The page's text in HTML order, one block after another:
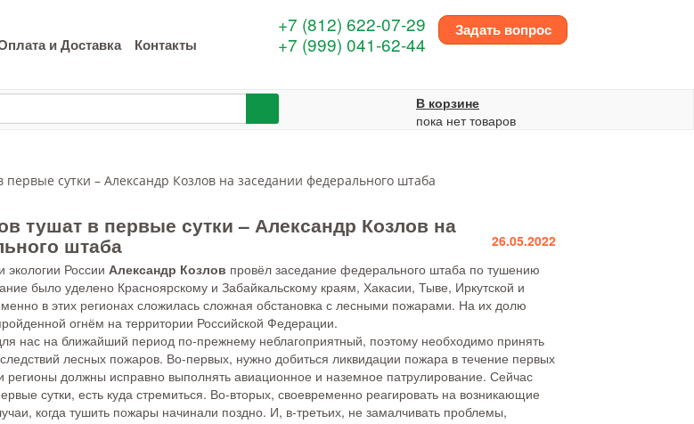
и Доставка Контакты
Задать вопрос
+7 (812) 622-07-29
+7 (999) 041-62-44
В корзине
пока нет товаров
сутки – Александр Козлов на заседании федерального штаба
тушат в первые сутки – Александр Козлов на
штаба
26.05.2022
России Александр Козлов провёл заседание федерального штаба по тушению
было уделено Красноярскому и Забайкальскому краям, Хакасии, Тыве, Иркутской и
в этих регионах сложилась сложная обстановка с лесными пожарами. На их долю
огнём на территории Российской Федерации.
нас на ближайший период по-прежнему неблагоприятный, поэтому необходимо принять
лесных пожаров. Во-первых, нужно добиться ликвидации пожара в течение первых
регионы должны исправно выполнять авиационное и наземное патрулирование. Сейчас
сутки, есть куда стремиться. Во-вторых, своевременно реагировать на возникающие
когда тушить пожары начинали поздно. И, в-третьих, не замалчивать проблемы,